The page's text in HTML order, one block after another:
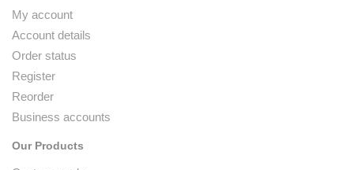
My account
Account details
Order status
Register
Reorder
Business accounts
Our Products